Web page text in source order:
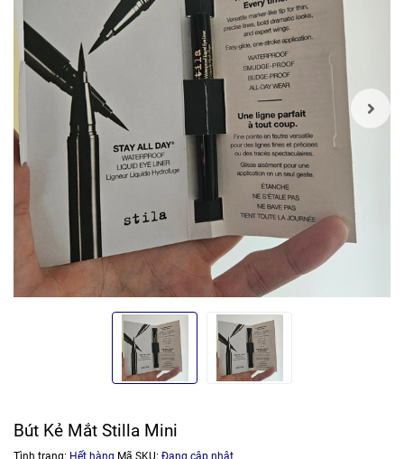
Bút Kẻ Mắt Stilla Mini